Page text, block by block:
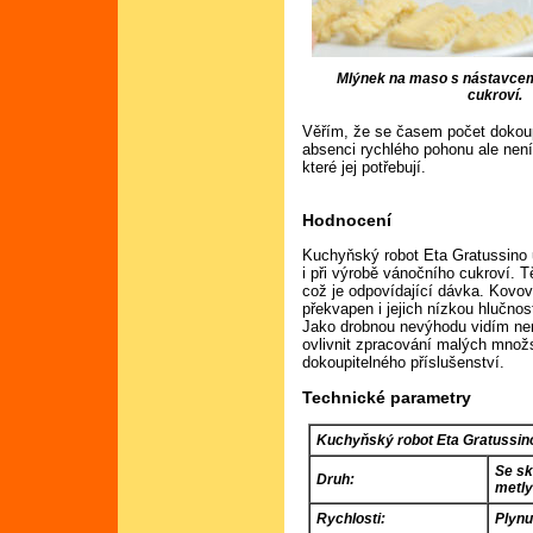
Mlýnek na maso s
cukroví.
Věřím, že se časem počet
absenci rychlého pohonu ale
které jej potřebují.
Hodnocení
Kuchyňský robot Eta
i při výrobě vánočního cukroví.
což je odpovídající dávka.
překvapen i jejich nízkou
Jako drobnou nevýhodu vidím
ovlivnit zpracování malých
dokoupitelného příslušenství.
Technické parametry
Kuchyňský robot Eta
Druh:
Se
metly
Rychlosti: